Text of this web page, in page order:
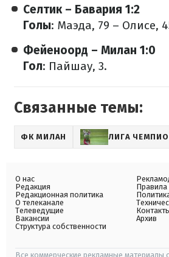
Селтик – Бавария 1:2
Голы: Маэда, 79 – Олисе,
Фейеноорд – Милан 1:0
Гол: Пайшау, 3.
Связанные темы:
ФК МИЛАН ЛИГА
О нас
Редакция
Редакционная политика
О телеканале
Телеведущие
Вакансии
Структура собственности
Правила
Архив
Все коммерческие рекламные материалы